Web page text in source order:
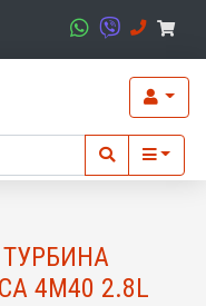
ТУРБИНА
4M40 2.8L